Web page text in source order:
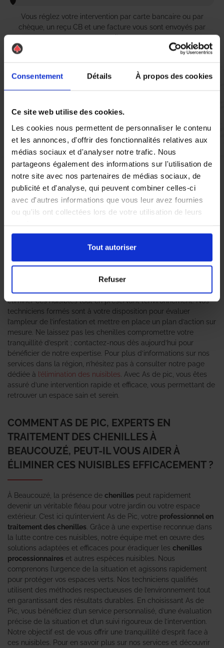
Consentement Détails À propos des cookies
Ce site web utilise des cookies.
Les cookies nous permettent de personnaliser le contenu
et les annonces, d'offrir des fonctionnalités relatives aux
médias sociaux et d'analyser notre trafic. Nous
partageons également des informations sur l'utilisation de
notre site avec nos partenaires de médias sociaux, de
publicité et d'analyse, qui peuvent combiner celles-ci
avec d'autres informations que vous leur avez fournies
ou qu'ils ont collectées lors de votre utilisation de leurs
Tout autoriser
Refuser
Vous réglez votre intervention par carte bancaire ou par
chèque, un reçu CB et une facture vous sont envoyés par
mail.
Etape 5 :
Vous recevez une demande d’évaluation de votre expérience
Nous avons pensé à tout
À Beaucouzé, la présence de nuisibles tels que les chenilles
propriétaires et les entreprises. C’est pourquoi il est essentiel de
professionnels en traitement des chenilles
pour une intervention rapide et efficace. L’agence As de pic se
positionne comme un expert anti-nuisible de confiance, offrant
des solutions adaptées à chaque situation. Grâce à notre
équipe qualifiée, nous utilisons des méthodes éprouvées pour
éliminer ces nuisibles tout en préservant l’environnement. Nos
techniciens formés sont à votre disposition pour évaluer
l’ampleur de l’infestation et mettre en place un plan d’action sur
mesure. Ne laissez pas les chenilles compromettre votre
tranquillité d’esprit ; contactez-nous dès aujourd’hui pour
bénéficier de notre expertise. Pour plus d’informations sur nos
services dans la région, n’hésitez pas à consulter notre page
dédiée à l’élimination des nuisibles . Avec As de pic, vous êtes
assuré d’une intervention rapide et efficace, vous permettant de
retrouver un espace sain et serein.
COMMENT AS DE PIC, EXPERTS EN
TRAITEMENT DES CHENILLES À
BEAUCOUZÉ, PEUT-IL VOUS AIDER À
ÉLIMINER CES NUISIBLES EFFICACEMENT ?
À Beaucouzé, la présence de chenilles peut rapidement
devenir un véritable fléau pour votre jardin ou votre espace
extérieur. C’est ici qu’intervient As de Pic, votre professionnel en
traitement des chenilles . Grâce à une expertise reconnue dans
la lutte contre ces nuisibles, notre équipe met en œuvre des
solutions adaptées et efficaces pour éradiquer les chenilles
processionnaires et autres espèces nuisibles. Nous
comprenons l’urgence de la situation et agissons rapidement
pour protéger vos espaces verts. Nos techniciens qualifiés
utilisent des méthodes respectueuses de l’environnement tout
en garantissant des résultats durables. En choisissant As de
Pic, vous bénéficiez d’un service personnalisé, d’une évaluation
précise de la situation et d’un suivi rigoureux de l’intervention.
Notre objectif est de vous offrir une tranquillité d’esprit face à
ces nuisibles. Pour en savoir plus sur nos services et découvrir